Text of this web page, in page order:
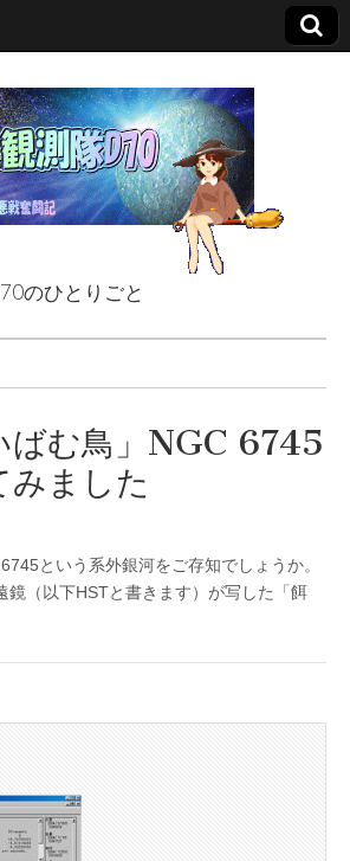
観測隊
とりごと
のひとりごと
ばむ鳥」NGC 6745
みました
という系外銀河をご存知でしょうか。
鏡（以下HSTと書きます）が写した「餌